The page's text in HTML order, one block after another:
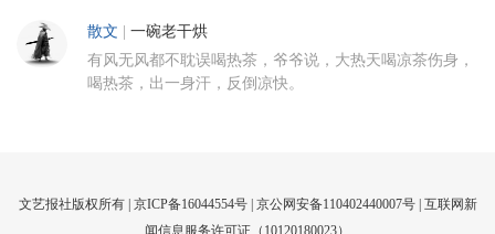
散文 一碗老干烘
有风无风都不耽误喝热茶，爷爷说，大热天喝凉茶伤身，
喝热茶，出一身汗，反倒凉快。
文艺报社版权所有 | 京ICP备16044554号| 京公网安备110402440007号 | 互联网新
闻信息服务许可证（10120180023）